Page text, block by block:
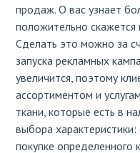
продаж. О вас узнает
положительно
Сделать это можно за
запуска рекламных
увеличится, поэтому
ассортиментом и
ткани, которые есть в
выбора
покупке определенного